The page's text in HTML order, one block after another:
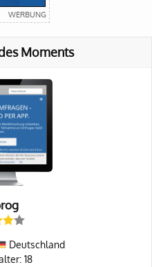
Moments
Deutschland
18